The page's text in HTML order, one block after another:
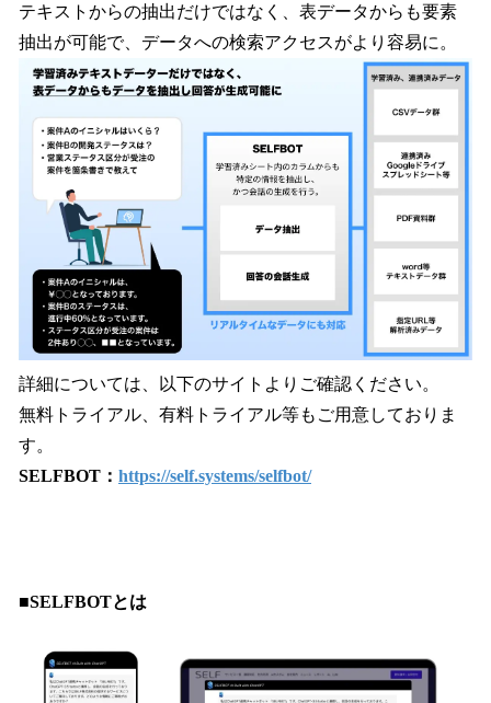
テキストからの抽出だけではなく、表データからも要素
抽出が可能で、データへの検索アクセスがより容易に。
詳細については、以下のサイトよりご確認ください。
無料トライアル、有料トライアル等もご用意しておりま
す。
SELFBOT： https://self.systems/selfbot/
■SELFBOTとは